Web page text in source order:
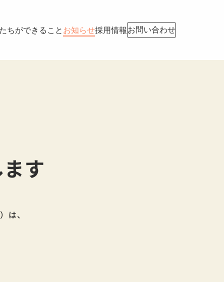
ちができること お知らせ採用情報 お問い合わせ
す
は、